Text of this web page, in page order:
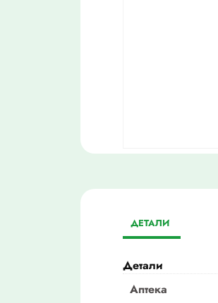
ДЕТАЛИ
Детали
Аптека